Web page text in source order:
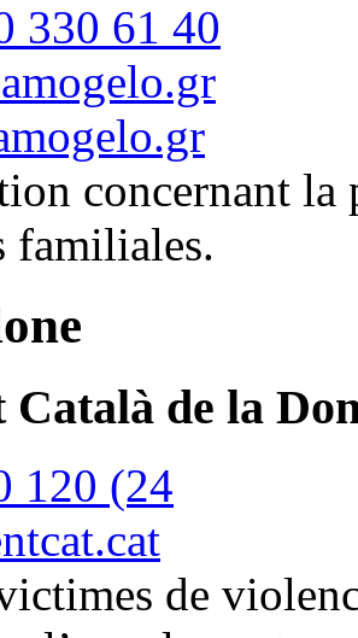
330 61 40
concernant
familiales.
de la
120 (24
de